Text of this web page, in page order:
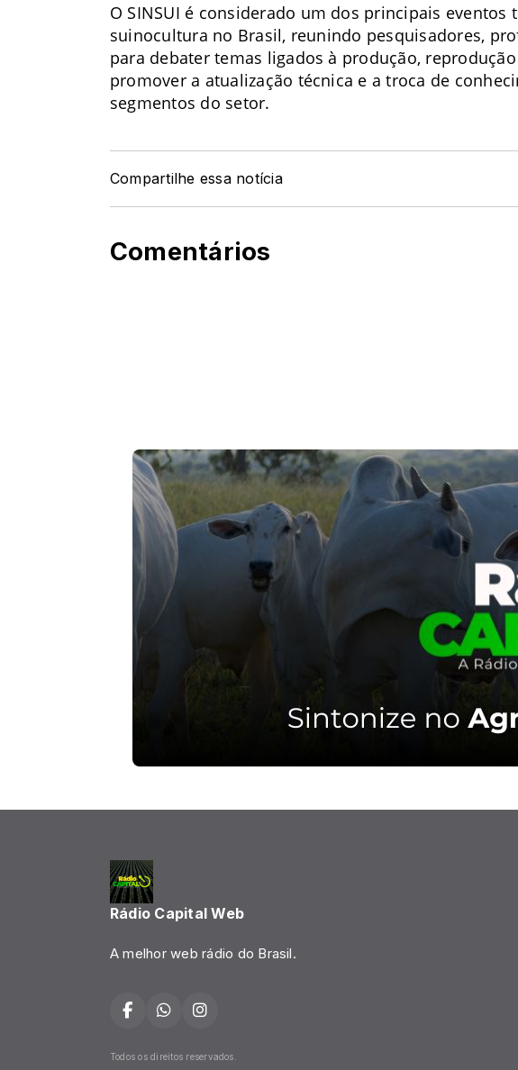
O SINSUI é considerado um dos principais eventos
suinocultura no Brasil, reunindo pesquisadores,
para debater temas ligados à produção,
promover a atualização técnica e a troca de
segmentos do setor.
Compartilhe essa notícia
Comentários
Rádio Capital Web
A melhor web rádio do Brasil.
Todos os direitos reservados.